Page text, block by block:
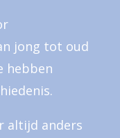
jong tot oud
hebben
altijd anders